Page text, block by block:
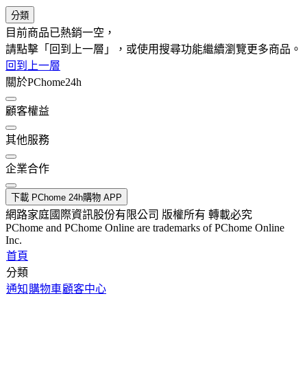
分類
目前商品已熱銷一空，
請點擊「回到上一層」，或使用搜尋功能繼續瀏覽更多商品。
回到上一層
關於PChome24h
顧客權益
其他服務
企業合作
下載 PChome 24h購物 APP
網路家庭國際資訊股份有限公司 版權所有 轉載必究
PChome and PChome Online are trademarks of PChome Online
Inc.
首頁
分類
通知 購物車顧客中心